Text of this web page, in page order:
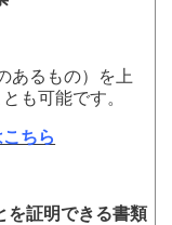
あるもの）を上
も可能です。
こちら
を証明できる書類